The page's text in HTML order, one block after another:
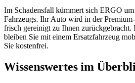
Im Schadensfall kümmert sich ERGO
Fahrzeugs. Ihr Auto wird in der
frisch gereinigt zu Ihnen zurückgebracht.
bleiben Sie mit einem Ersatzfahrzeug
Sie kostenfrei.
Wissenswertes im